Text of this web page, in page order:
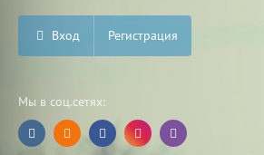
Вход Регистрация
Мы в соц.сетях: